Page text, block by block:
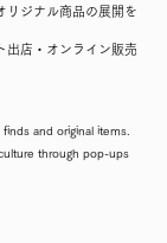
リジナル商品の展開を
出店・オンライン販売
and original items.
through pop-ups